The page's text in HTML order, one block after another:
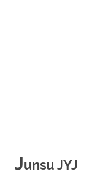
Junsu JYJ